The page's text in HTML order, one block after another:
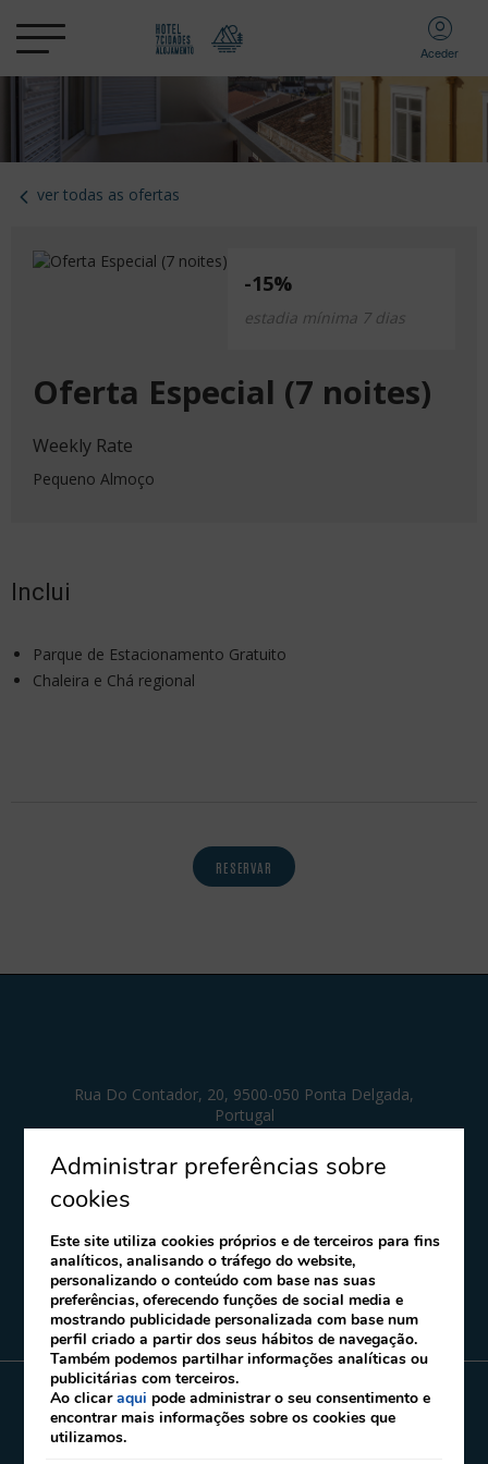
Aceder
ver todas as ofertas
-15%
estadia mínima 7 dias
Oferta Especial (7 noites)
Weekly Rate
Pequeno Almoço
Inclui
Parque de Estacionamento Gratuito
Chaleira e Chá regional
RESERVAR
Rua Do Contador, 20, 9500-050 Ponta Delgada,
Portugal
Whatsapp:
(+351) 919 135 122
E: info@hotelsetecidades.com
Notícia Legal Política de Cookies
Contactos
Livro de Reclamações
RAL RNET 10650
Administrar preferências sobre
cookies
Este site utiliza cookies próprios e de terceiros para fins
analíticos, analisando o tráfego do website,
personalizando o conteúdo com base nas suas
preferências, oferecendo funções de social media e
mostrando publicidade personalizada com base num
perfil criado a partir dos seus hábitos de navegação.
Também podemos partilhar informações analíticas ou
publicitárias com terceiros.
Ao clicaraqui pode administrar o seu consentimento e
encontrar mais informações sobre os cookies que
utilizamos.